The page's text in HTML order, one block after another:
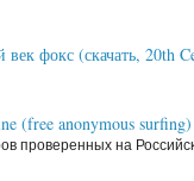
фокс (скачать, 20th
(free anonymous surfing)
проверенных на